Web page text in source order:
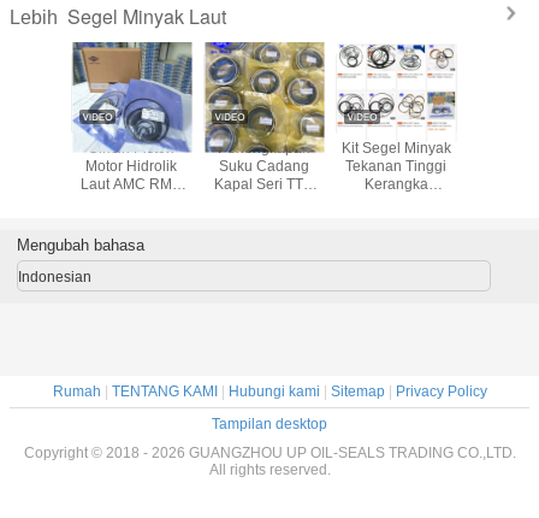
Lebih Segel Minyak Laut
Bagian Motor
Hidraulik Kit
Segel Kapal
617-9300 Kit
Segel Silinder
Hidraulik
Staffa HMB125
HMB200 HMC200
Kawasaki Shaft
Mengubah bahasa
Indonesian
Rumah | TENTANG KAMI| Hubungi kami | Sitemap| Privacy Policy
Tampilan desktop
Copyright © 2018 - 2026 GUANGZHOU UP OIL-SEALS TRADING CO.,LTD.
All rights reserved.